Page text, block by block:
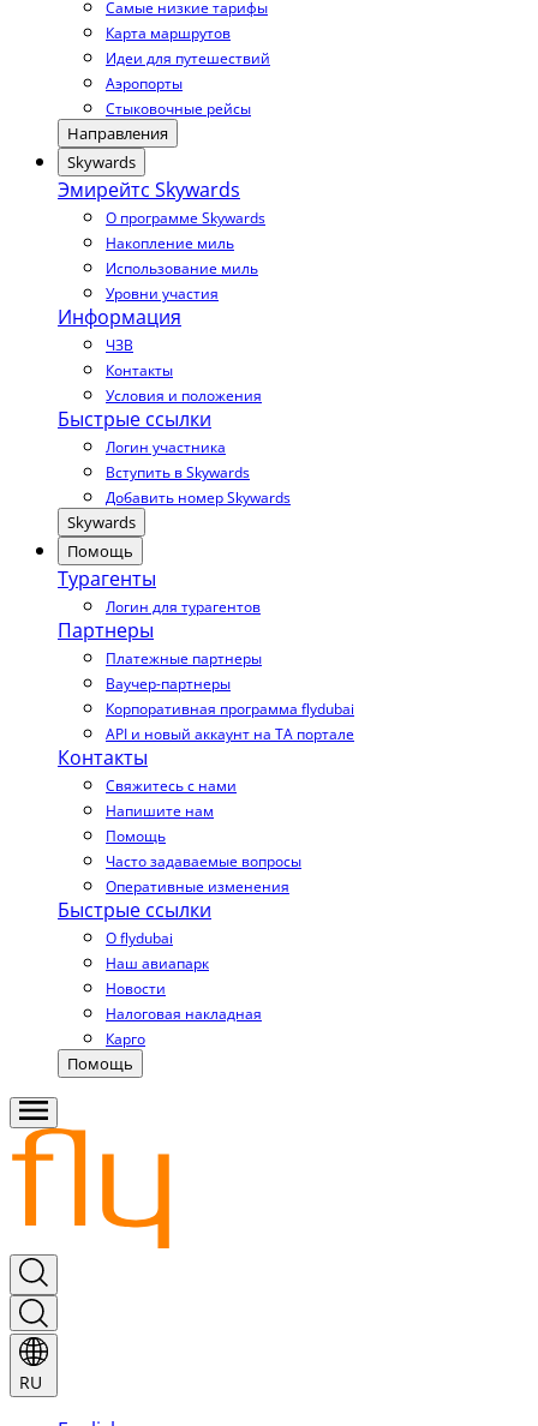
Самые низкие тарифы
Карта маршрутов
Идеи для путешествий
Аэропорты
Стыковочные рейсы
Направления
Skywards
Эмирейтс Skywards
О программе Skywards
Накопление миль
Использование миль
Уровни участия
Информация
ЧЗВ
Контакты
Условия и положения
Быстрые ссылки
Логин участника
Вступить в Skywards
Добавить номер Skywards
Skywards
Помощь
Турагенты
Логин для турагентов
Партнеры
Платежные партнеры
Ваучер-партнеры
Корпоративная программа flydubai
API и новый аккаунт на TA портале
Контакты
Свяжитесь с нами
Напишите нам
Помощь
Часто задаваемые вопросы
Оперативные изменения
Быстрые ссылки
О flydubai
Наш авиапарк
Новости
Налоговая накладная
Карго
Помощь
RU